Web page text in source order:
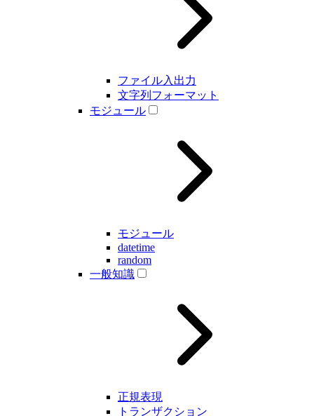
ファイル入出力
文字列フォーマット
モジュール
モジュール
datetime
random
一般知識
正規表現
トランザクション